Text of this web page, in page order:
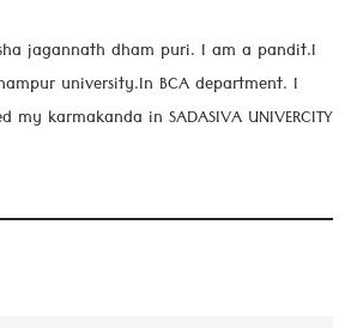
jagannath dham puri. I am a pandit.I
university.In BCA department. I
my karmakanda in SADASIVA UNIVERCITY